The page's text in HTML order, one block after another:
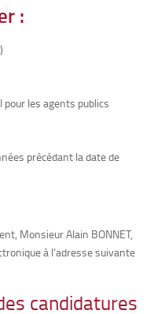
:
les agents publics
précédant la date de
Monsieur Alain BONNET,
à l’adresse suivante
candidatures